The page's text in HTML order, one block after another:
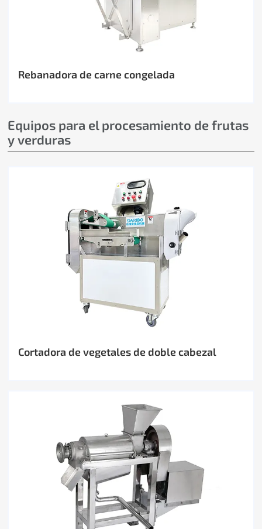
Rebanadora de carne congelada
Equipos para el procesamiento de frutas
y verduras
Cortadora de vegetales de doble cabezal